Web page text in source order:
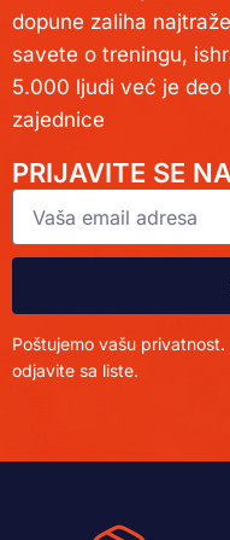
dopune zaliha
savete o treningu,
5.000 ljudi već je deo
zajednice
PRIJAVITE SE
Poštujemo vašu
odjavite sa liste.